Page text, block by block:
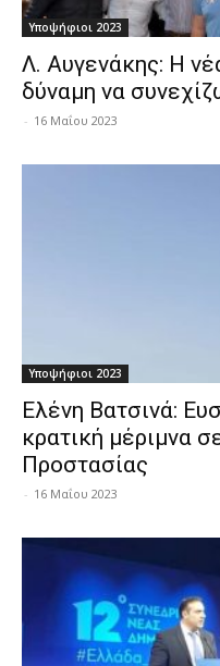
Υποψήφιοι 2023
Λ. Αυγενάκης: Η
δύναμη να
- 16 Μαΐου 2023
Υποψήφιοι 2023
Ελένη Βατσινά:
κρατική μέριμνα
Προστασίας
- 16 Μαΐου 2023